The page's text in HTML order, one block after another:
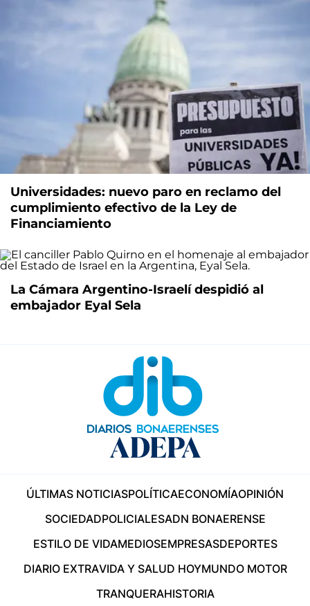
Universidades: nuevo paro en reclamo del
cumplimiento efectivo de la Ley de
Financiamiento
La Cámara Argentino-Israelí despidió al
embajador Eyal Sela
ÚLTIMAS NOTICIASPOLÍTICAECONOMÍAOPINIÓN
SOCIEDADPOLICIALESADN BONAERENSE
ESTILO DE VIDAMEDIOSEMPRESASDEPORTES
DIARIO EXTRAVIDA Y SALUD HOYMUNDO MOTOR
TRANQUERAHISTORIA